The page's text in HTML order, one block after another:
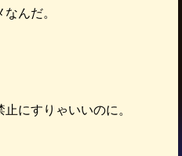
んだ。
にすりゃいいのに。